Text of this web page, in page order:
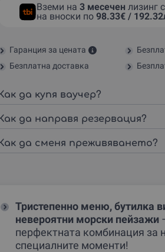
Вземи на3 месечен лизинг
на вноски по98.33€ /
Гаранция за цената
Безплатна доставка
Как да купя ваучер?
Как да направя резервация?
Как да сменя преживяването?
Тристепенно меню, бутилка
невероятни морски пейзажи
перфектната комбинация за
специалните моменти!